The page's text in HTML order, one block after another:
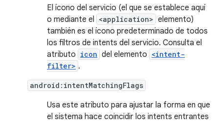
El ícono del servicio (el que se establece aquí
o mediante el <application> elemento)
también es el ícono predeterminado de todos
los filtros de intents del servicio. Consulta el
atributo icon del elemento <intent-
filter> .
android:intentMatchingFlags
Usa este atributo para ajustar la forma en que
el sistema hace coincidir los intents entrantes